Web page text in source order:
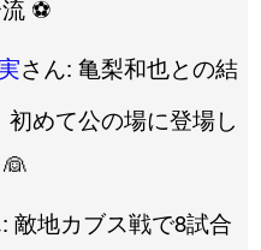
⚽️
さん: 亀梨和也との結
めて公の場に登場し
敵地カブス戦で8試合